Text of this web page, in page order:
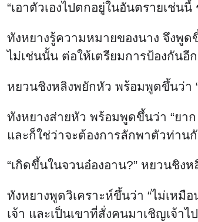
“เอาตัวเองไปตกอยู่ในอันตรายเช่น
ทังหยางรู้ความหมายของนาง จึงพูด
ไม่เช่นนั้น ต่อให้เตรียมการป้องกัน
หยวนชิงหลิงพยักหัว พร้อมพูดขึ้นว่า
ทังหยางส่ายหัว พร้อมพูดขึ้นว่า “ยา
และก็ใช่ว่าจะต้องการลักพาตัวท่าน
“เกิดขึ้นในจวนอ๋องอาน?” หยวนชิง
ทังหยางพูดวิเคราะห์ขึ้นว่า “ไม่เหมื
เจ้า และเป็นเขาที่สั่งคนมาเชิญเจ้า